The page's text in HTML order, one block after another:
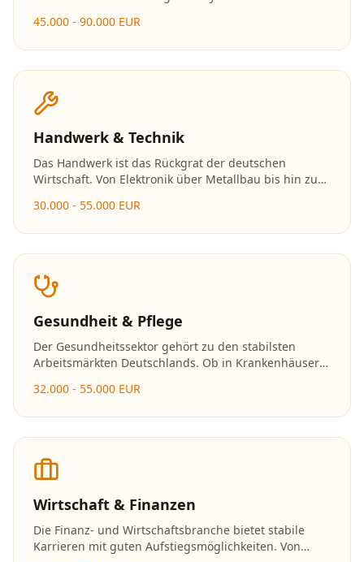
fortschreitenden Digitalisierung wächst der Bedarf an
45.000 - 90.000 EUR
Handwerk & Technik
Das Handwerk ist das Rückgrat der deutschen
Wirtschaft. Von Elektronik über Metallbau bis hin zu
mit exzellenten Zukunftsaussichten und der
30.000 - 55.000 EUR
Gesundheit & Pflege
Der Gesundheitssektor gehört zu den stabilsten
Arbeitsmärkten Deutschlands. Ob in Krankenhäusern,
werden hier dringend gesucht und die
32.000 - 55.000 EUR
Wirtschaft & Finanzen
Die Finanz- und Wirtschaftsbranche bietet stabile
Karrieren mit guten Aufstiegsmöglichkeiten. Von